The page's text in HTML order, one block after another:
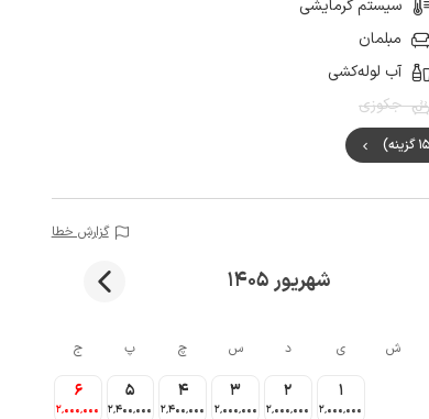
سیستم گرمایشی
مبلمان
آب لوله‌کشی
جکوزی
گزارش خطا
شهریور 1405
ش ی د س چ پ ج
1
2٬000٬000
2
2٬000٬000
3
2٬000٬000
4
2٬400٬000
5
2٬400٬000
6
2٬000٬000